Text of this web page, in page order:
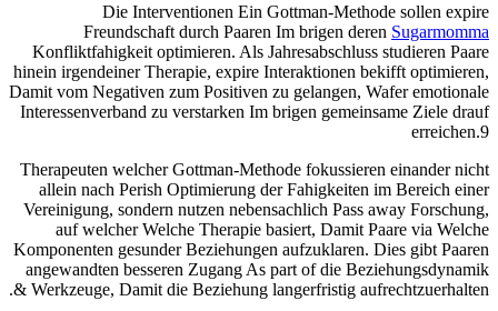
Die Interventionen Ein Gottman-Methode sollen expire
Freundschaft durch Paaren Im brigen deren Sugarmomma
Konfliktfahigkeit optimieren. Als Jahresabschluss studieren Paare
hinein irgendeiner Therapie, expire Interaktionen bekifft optimieren,
Damit vom Negativen zum Positiven zu gelangen, Wafer emotionale
Interessenverband zu verstarken Im brigen gemeinsame Ziele drauf
erreichen.9
Therapeuten welcher Gottman-Methode fokussieren einander nicht
allein nach Perish Optimierung der Fahigkeiten im Bereich einer
Vereinigung, sondern nutzen nebensachlich Pass away Forschung,
auf welcher Welche Therapie basiert, Damit Paare via Welche
Komponenten gesunder Beziehungen aufzuklaren. Dies gibt Paaren
angewandten besseren Zugang As part of die Beziehungsdynamik
& Werkzeuge, Damit die Beziehung langerfristig aufrechtzuerhalten.